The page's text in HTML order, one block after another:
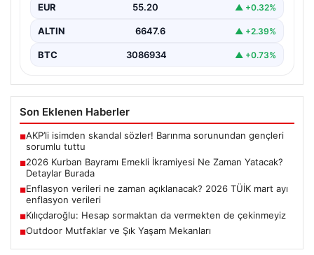
EUR 55.20 ▲ +0.32%
ALTIN 6647.6 ▲ +2.39%
BTC 3086934 ▲ +0.73%
Son Eklenen Haberler
■AKP’li isimden skandal sözler! Barınma sorunundan gençleri
sorumlu tuttu
■2026 Kurban Bayramı Emekli İkramiyesi Ne Zaman Yatacak?
Detaylar Burada
■Enflasyon verileri ne zaman açıklanacak? 2026 TÜİK mart ayı
enflasyon verileri
■Kılıçdaroğlu: Hesap sormaktan da vermekten de çekinmeyiz
■Outdoor Mutfaklar ve Şık Yaşam Mekanları